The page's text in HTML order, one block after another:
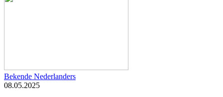
Bekende Nederlanders
08.05.2025